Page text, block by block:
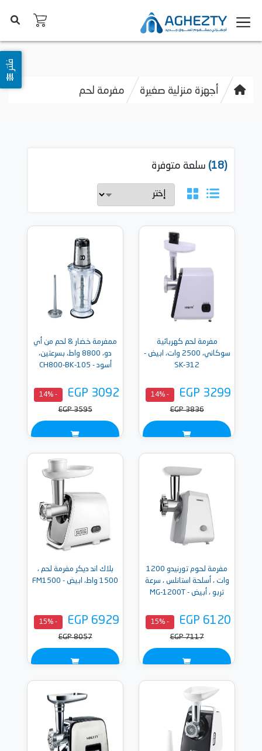
أجهزة منزلية صغيرة مفرمة لحم
فلتر
(18) سلعة متوفرة
مفرمة لحم كهربائية
سوكاني، 2500 وات، ابيض -
SK-312
EGP 3299
- 14%
EGP 3836
ممفرمة خضار & لحم من أي
دو، 8800 واط، بسرعتين،
أسود - 105-CH800-BK
EGP 3092
- 14%
EGP 3595
مفرمة لحوم تورنيدو 1200
وات ، أسلحة استانلس ، سرعة
تربو ، أبيض - MG-1200T
EGP 6120
- 15%
EGP 7117
بلاك اند ديكر مفرمة لحم ،
1500 واط، ابيض - FM1500
EGP 6929
- 15%
EGP 8057